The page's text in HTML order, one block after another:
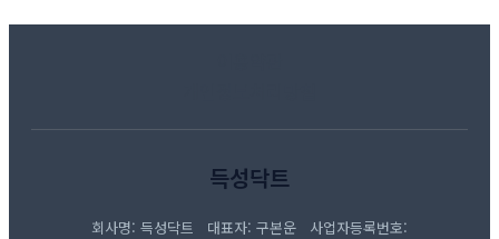
득성닥트
회사명: 득성닥트 대표자: 구본운 사업자등록번호: